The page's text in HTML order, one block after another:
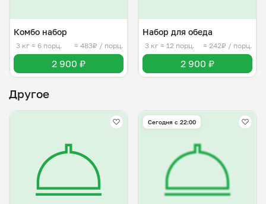
Комбо набор
3 кг ≈ 6 порц. ≈ 483₽ / порц.
2 900 ₽
Набор для обеда
3 кг ≈ 12 порц. ≈ 242₽ / порц.
2 900 ₽
Другое
Сегодня с 22:00